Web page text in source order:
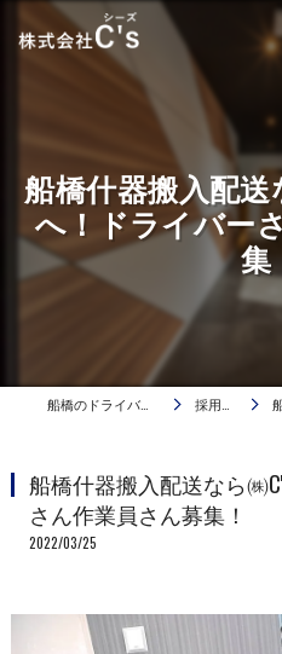
船橋什器搬入配
へ！ドライバー
集
船橋のドライバーは株式会社C's 採用ブログ
船橋什器搬入配送なら㈱
さん作業員さん募集！
2022/03/25